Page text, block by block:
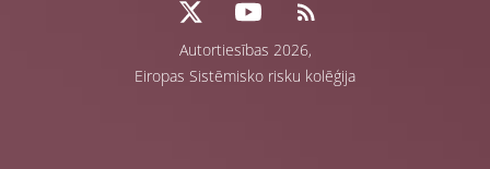
Autortiesības 2026,
Eiropas Sistēmisko risku kolēģija